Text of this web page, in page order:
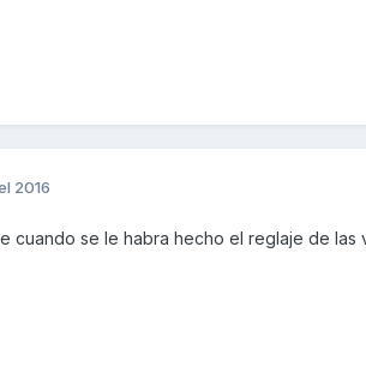
2016
cuando se le habra hecho el reglaje de